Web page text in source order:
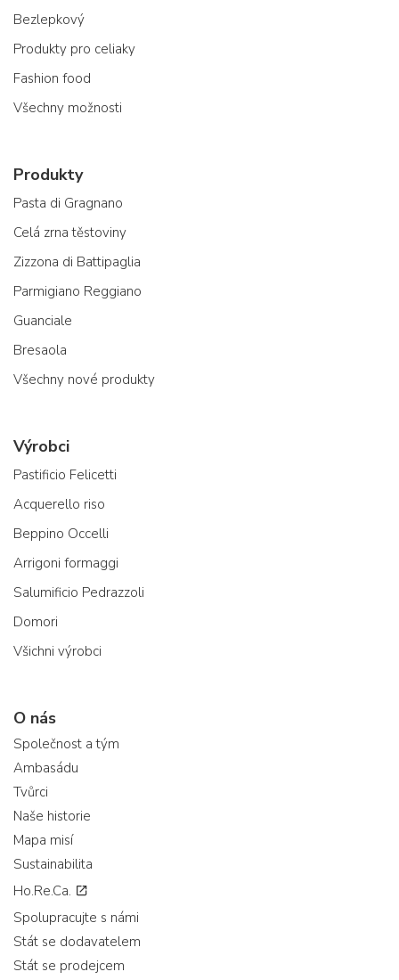
Bezlepkový
Produkty pro celiaky
Fashion food
Všechny možnosti
Produkty
Pasta di Gragnano
Celá zrna těstoviny
Zizzona di Battipaglia
Parmigiano Reggiano
Guanciale
Bresaola
Všechny nové produkty
Výrobci
Pastificio Felicetti
Acquerello riso
Beppino Occelli
Arrigoni formaggi
Salumificio Pedrazzoli
Domori
Všichni výrobci
O nás
Společnost a tým
Ambasádu
Tvůrci
Naše historie
Mapa misí
Sustainabilita
Ho.Re.Ca.
Spolupracujte s námi
Stát se dodavatelem
Stát se prodejcem